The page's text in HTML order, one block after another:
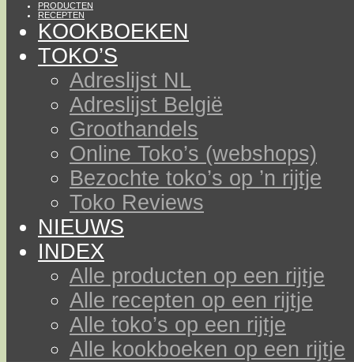
PRODUCTEN
RECEPTEN
KOOKBOEKEN
TOKO’S
Adreslijst NL
Adreslijst België
Groothandels
Online Toko’s (webshops)
Bezochte toko’s op ’n rijtje
Toko Reviews
NIEUWS
INDEX
Alle producten op een rijtje
Alle recepten op een rijtje
Alle toko’s op een rijtje
Alle kookboeken op een rijtje